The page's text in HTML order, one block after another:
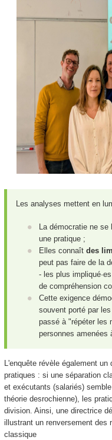
Les analyses mettent en
La démocratie ne
une pratique ;
Elles connaît des
peut pas faire de la
- les plus
de compréhension
Cette exigence
souvent porté par
passé à "répéter les
personnes amenées
L'enquête révèle également
pratiques : si une séparation
et exécutants (salariés)
théorie desrochienne), les
division. Ainsi, une directrice
illustrant un renversement des
classique